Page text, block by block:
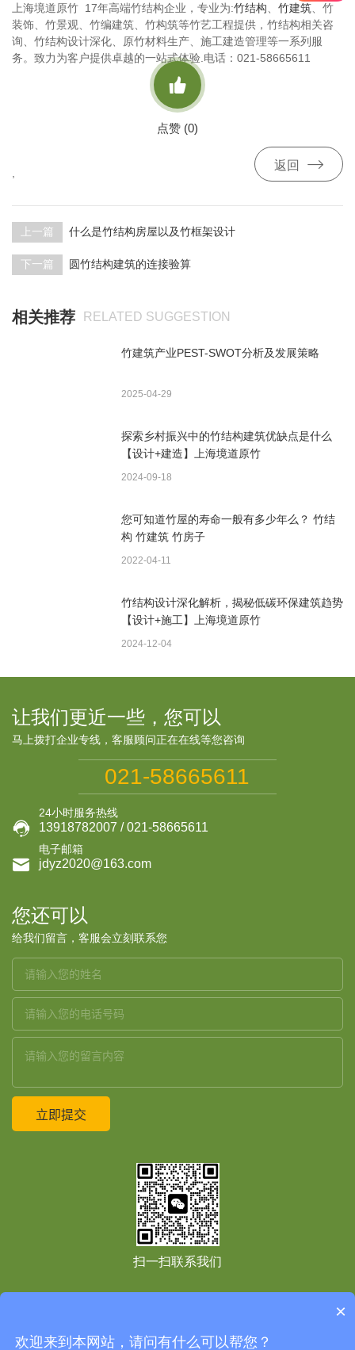
上海境道原竹 17年高端竹结构企业，专业为:竹结构 竹建筑 、竹
装饰、竹景观、竹编建筑、竹构筑等竹艺工程提供，竹结构相关咨
询、竹结构设计深化、原竹材料生产、施工建造管理等一系列服
务。致力为客户提供卓越的一站式体验.电话：021-58665611

点赞 (0)
返回 
上一篇 什么是竹结构房屋以及竹框架设计
下一篇 圆竹结构建筑的连接验算
相关推荐 RELATED SUGGESTION
竹建筑产业PEST-SWOT分析及发展策略
2025-04-29
探索乡村振兴中的竹结构建筑优缺点是什么
【设计+建造】上海境道原竹
2024-09-18
您可知道竹屋的寿命一般有多少年么？ 竹结
构 竹建筑 竹房子
2022-04-11
竹结构设计深化解析，揭秘低碳环保建筑趋势
【设计+施工】上海境道原竹
2024-12-04
让我们更近一些，您可以
马上拨打企业专线，客服顾问正在在线等您咨询
021-58665611

24小时服务热线
13918782007 / 021-58665611

电子邮箱
jdyz2020@163.com
您还可以
给我们留言，客服会立刻联系您
扫一扫联系我们
责声明
网站地图 网站地图 沪ICP备2020037985号-1
×
欢迎来到本网站，请问有什么可以帮您？